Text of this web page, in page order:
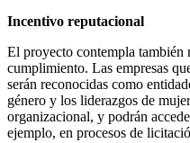
Incentivo reputacional
El proyecto contempla también
cumplimiento. Las empresas
serán reconocidas como
género y los liderazgos de
organizacional, y podrán
ejemplo, en procesos de